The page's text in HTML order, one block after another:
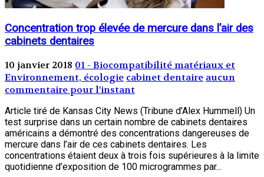
Concentration trop élevée de mercure dans l’air des
cabinets dentaires
10 janvier 2018 01 - Biocompatibilité matériaux et
Environnement, écologie cabinet dentaire aucun
commentaire pour l'instant
Article tiré de Kansas City News (Tribune d’Alex Hummell) Un
test surprise dans un certain nombre de cabinets dentaires
américains a démontré des concentrations dangereuses de
mercure dans l’air de ces cabinets dentaires. Les
concentrations étaient deux à trois fois supérieures à la limite
quotidienne d’exposition de 100 microgrammes par...